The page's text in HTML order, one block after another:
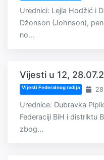
Urednici: Lejla Hodžić i
Džonson (Johnson),
no...
Vijesti u 12,
Vijesti Federalnog radija
Urednice: Dubravka
Federaciji BiH i distriktu
zbog...